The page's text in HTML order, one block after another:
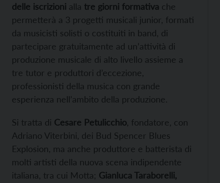
delle iscrizioni alla tre giorni formativa che
permetterà a 3 progetti musicali junior, formati
da musicisti solisti o costituiti in band, di
partecipare gratuitamente ad un’attività di
produzione musicale di alto livello assieme a
tre tutor e produttori d’eccezione,
professionisti della musica con grande
esperienza nell’ambito della produzione.
Si tratta di Cesare Petulicchio , fondatore, con
Adriano Viterbini, dei Bud Spencer Blues
Explosion, ma anche produttore e batterista di
molti artisti della nuova scena indipendente
italiana, tra cui Motta; Gianluca Taraborelli,